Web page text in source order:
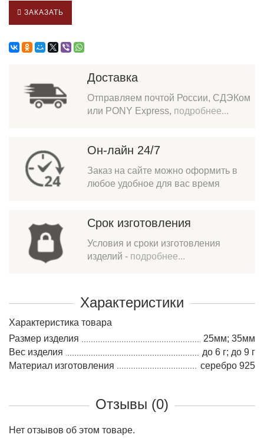
ЗАКАЗАТЬ
Доставка
Отправляем почтой России, СДЭКом
или PONY Express, подробнее...
Он-лайн 24/7
Заказ на сайте можно оформить в
любое удобное для вас время
Срок изготовления
Условия и сроки изготовления
изделий - подробнее...
Характеристики
Характеристика товара
Размер изделия
25мм; 35мм
Вес изделия
до 6 г; до 9 г
Материал изготовления
серебро 925
Отзывы (0)
Нет отзывов об этом товаре.